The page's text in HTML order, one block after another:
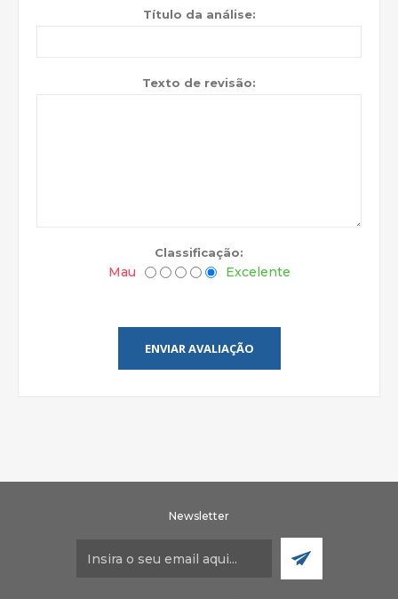
Título da análise:
Texto de revisão:
Classificação:
Mau Excelente
ENVIAR AVALIAÇÃO
Newsletter